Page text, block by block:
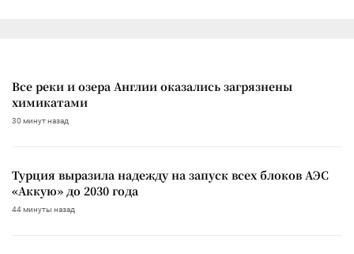
Все реки и озера Англии оказались загрязнены
химикатами
30 минут назад
Турция выразила надежду на запуск всех блоков АЭС
«Аккую» до 2030 года
44 минуты назад